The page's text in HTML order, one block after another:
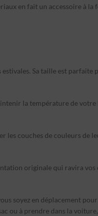
en fait un accessoire à la
Sa taille est parfaite
la température de votre
les couches de couleurs de
originale qui ravira vos
soyez en déplacement
ou à prendre dans la